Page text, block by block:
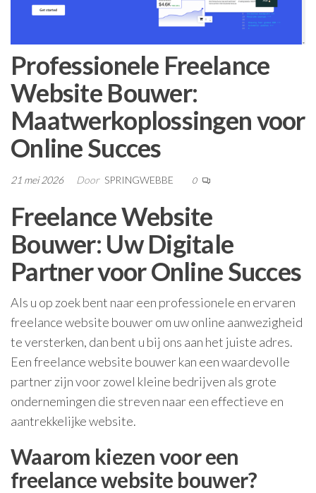
Professionele Freelance
Website Bouwer:
Maatwerkoplossingen voor
Online Succes
21 mei 2026 Door SPRINGWEBBE 0
Freelance Website
Bouwer: Uw Digitale
Partner voor Online Succes
Als u op zoek bent naar een professionele en ervaren
freelance website bouwer om uw online aanwezigheid
te versterken, dan bent u bij ons aan het juiste adres.
Een freelance website bouwer kan een waardevolle
partner zijn voor zowel kleine bedrijven als grote
ondernemingen die streven naar een effectieve en
aantrekkelijke website.
Waarom kiezen voor een
freelance website bouwer?